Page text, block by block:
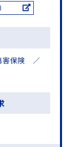
害保険 ／